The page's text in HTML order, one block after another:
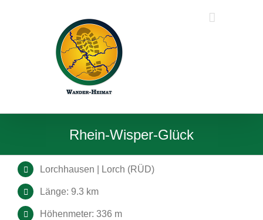
Rhein-Wisper-Glück
Lorchhausen | Lorch (RÜD)
Länge: 9.3 km
Höhenmeter: 336 m